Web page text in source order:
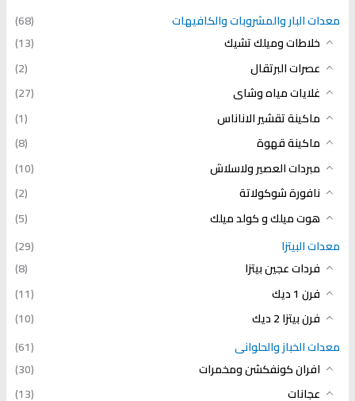
معدات البار والمشروبات والكافيهات
(68)
خلاطات وميلك تشيك
(13)
عصرات البرتقال
(2)
غلايات مياه وشاى
(27)
ماكينة تقشير الاناناس
(1)
ماكينة قهوة
(8)
مبردات العصير ولاسلاش
(10)
نافورة شوكولاتة
(2)
هوت ميلك و كولد ميلك
(5)
معدات البيتزا
(29)
فردات عجين بيتزا
(8)
فرن 1 ديك
(11)
فرن بيتزا 2 ديك
(10)
معدات الخباز والحلوانى
(61)
افران كونفكشن ومخمرات
(30)
عجانات
(13)